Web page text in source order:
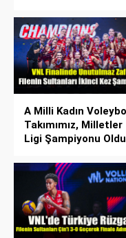
A Milli Kadın Voleybol
Takımımız, Milletler
Ligi Şampiyonu